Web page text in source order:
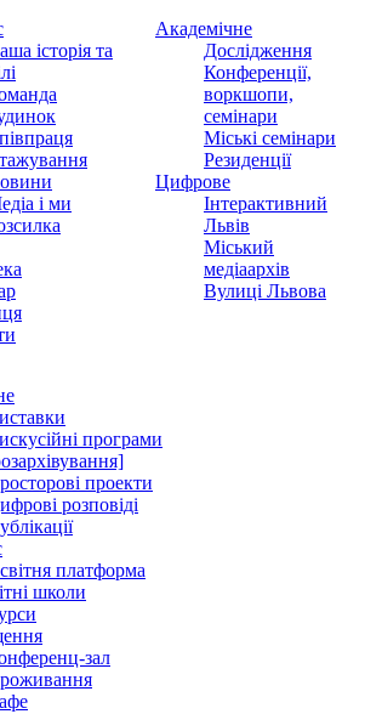
історія та
і ми
Академічне
Дослідження
Конференції,
воркшопи,
семінари
Міські семінари
Резиденції
Цифрове
Інтерактивний
Львів
Міський
медіаархів
Вулиці Львова
програми
проекти
розповіді
платформа
школи
зал